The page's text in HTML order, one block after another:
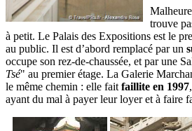
trouve
à petit. Le Palais des Expositions est le
au public. Il est d’abord remplacé par un
occupe son rez-de-chaussée, et par une
Tsé" au premier étage. La Galerie
le même chemin : elle fait faillite en 1997
ayant du mal à payer leur loyer et à faire